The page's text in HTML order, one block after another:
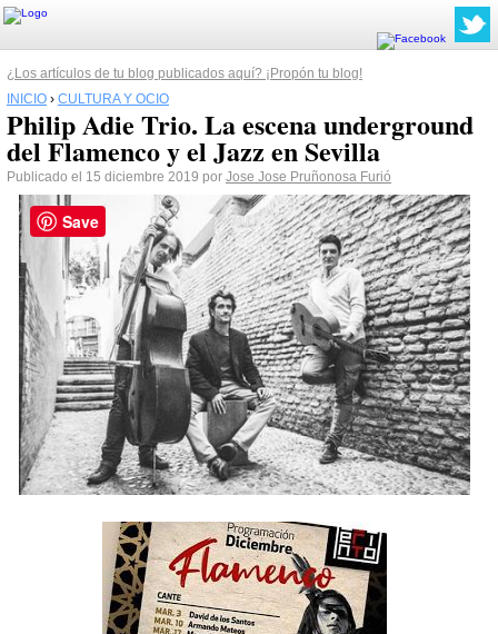
¿Los artículos de tu blog publicados aquí? ¡Propón tu blog!
INICIO › CULTURA Y OCIO
Philip Adie Trio. La escena underground
del Flamenco y el Jazz en Sevilla
Publicado el 15 diciembre 2019 por Jose Jose Pruñonosa Furió
Save